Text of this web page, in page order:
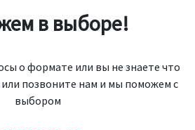
в выборе!
о формате или вы не знаете что
позвоните нам и мы поможем с
выбором